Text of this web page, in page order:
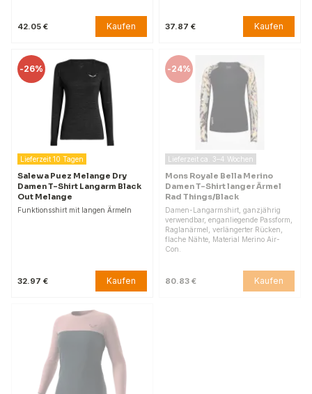
42.05 € Kaufen 37.87 € Kaufen
-26%
Lieferzeit 10 Tagen
Salewa Puez Melange Dry
Damen T-Shirt Langarm Black
Out Melange
Funktionsshirt mit langen Ärmeln
32.97 € Kaufen
-24%
Lieferzeit ca. 3–4 Wochen
Mons Royale Bella Merino
Damen T-Shirt langer Ärmel
Rad Things/Black
Damen-Langarmshirt, ganzjährig
verwendbar, enganliegende Passform,
Raglanärmel, verlängerter Rücken,
flache Nähte, Material Merino Air-
Con.
80.83 € Kaufen